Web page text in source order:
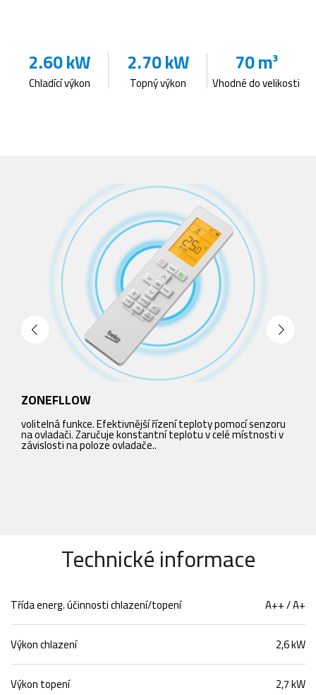
2.60 kW
Chladící výkon
2.70 kW
Topný výkon
70 m³
Vhodné do velikosti
ZONEFLLOW
volitelná funkce. Efektivnější řízení teploty pomocí senzoru
na ovladači. Zaručuje konstantní teplotu v celé místnosti v
závislosti na poloze ovladače..
Technické informace
Třída energ. účinnosti chlazení/topení
A++ / A+
Výkon chlazení
2,6 kW
Výkon topení
2,7 kW